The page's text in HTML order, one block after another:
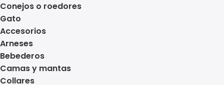
Conejos o roedores
Gato
Accesorios
Arneses
Bebederos
Camas y mantas
Collares